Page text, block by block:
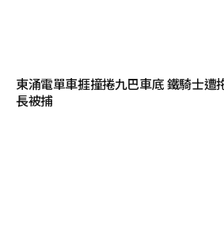
東涌電單車捱撞捲九巴車底 鐵騎士遭
長被捕